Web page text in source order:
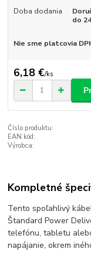
Doba dodania
do
Nie sme platcovia
6,18 €/ks
Číslo produktu:
EAN kód:
Výrobca:
Kompletné
Tento spoľahlivý
Štandard Power
telefónu, tabletu
napájanie, okrem